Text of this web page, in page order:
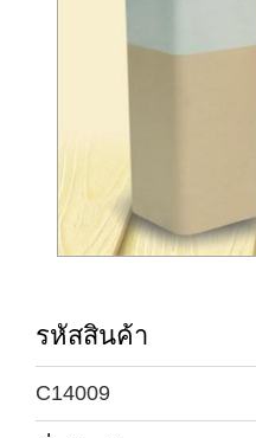
รหัสสินค้า
C14009